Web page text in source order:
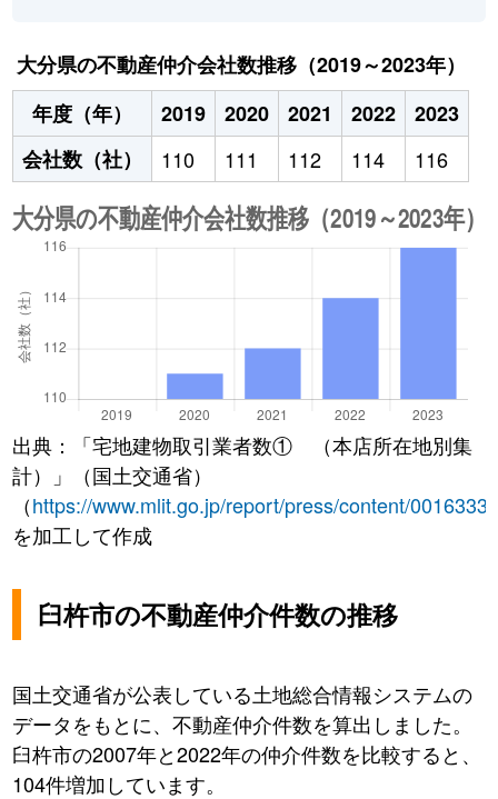
大分県の不動産仲介会社数推移（2019～2023年）
年度（年）
2019 2020 2021 2022
2023
会社数（社）
110 111 112 114 116
出典：「宅地建物取引業者数① （本店所在地別集
計）」（国土交通省）
（https://www.mlit.go.jp/report/press/content/
を加工して作成
臼杵市の不動産仲介件数の推移
国土交通省が公表している土地総合情報システムの
データをもとに、不動産仲介件数を算出しました。
臼杵市の2007年と2022年の仲介件数を比較すると、
104件増加しています。